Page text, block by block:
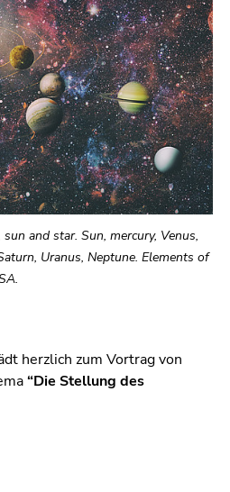
and star. Sun, mercury, Venus,
Uranus, Neptune. Elements of
herzlich zum Vortrag von
“Die Stellung des